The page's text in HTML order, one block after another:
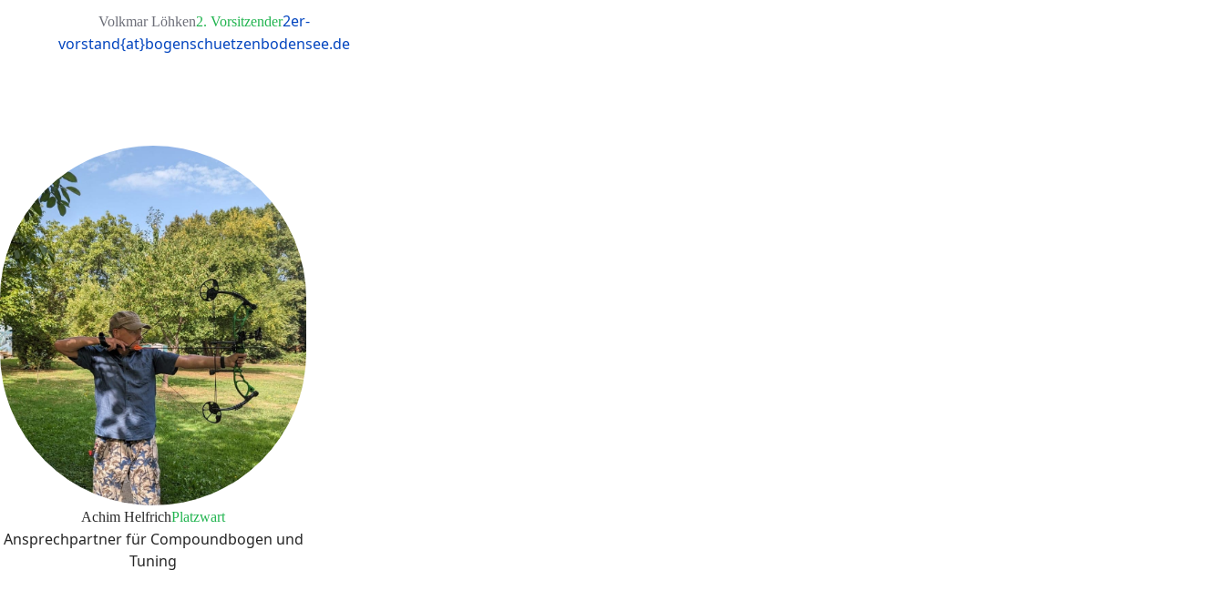
Volkmar Löhken2. Vorsitzender2er-
vorstand{at}bogenschuetzenbodensee.de
Achim HelfrichPlatzwart
Ansprechpartner für Compoundbogen und
Tuning